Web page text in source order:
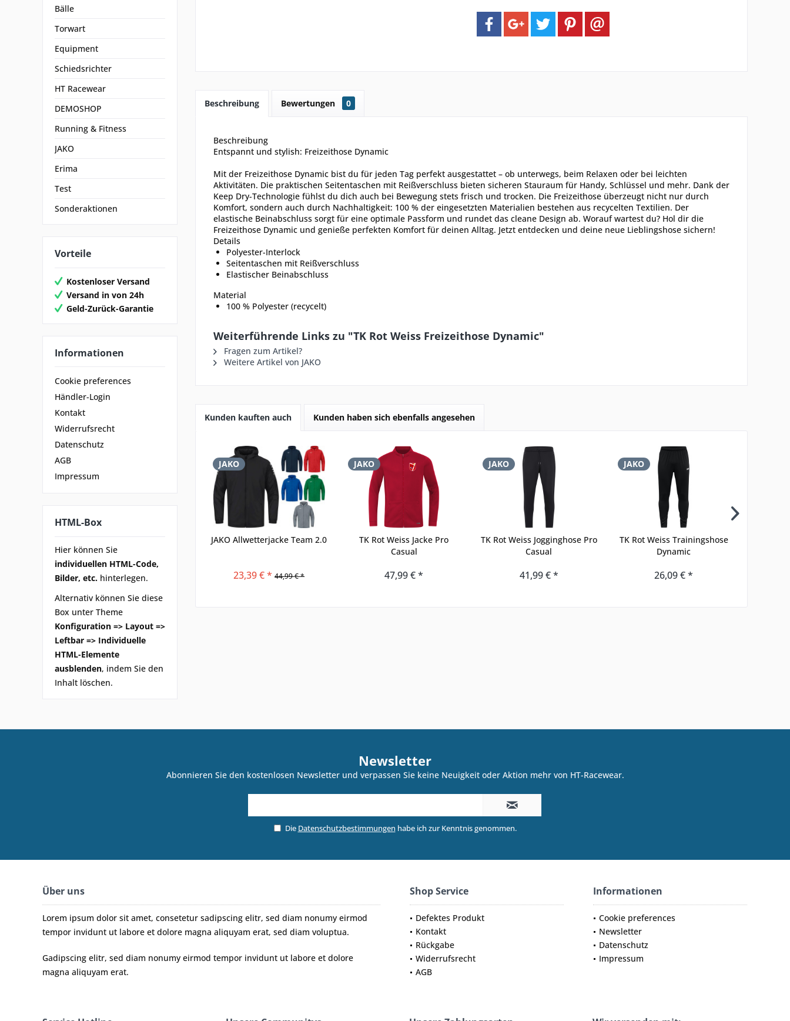
Bälle
Torwart
Equipment
Schiedsrichter
HT Racewear
DEMOSHOP
Running & Fitness
JAKO
Erima
Test
Sonderaktionen
Vorteile
Kostenloser Versand
Versand in von 24h
Geld-Zurück-Garantie
Informationen
Cookie preferences
Händler-Login
Kontakt
Widerrufsrecht
Datenschutz
AGB
Impressum
HTML-Box
Hier können Sie
individuellen HTML-Code,
Bilder, etc. hinterlegen.
Alternativ können Sie diese
Box unter Theme
Konfiguration => Layout =>
Leftbar => Individuelle
HTML-Elemente
ausblenden, indem Sie den
Inhalt löschen.
Beschreibung Bewertungen 0
Beschreibung
Entspannt und stylish: Freizeithose Dynamic
Mit der Freizeithose Dynamic bist du für jeden Tag perfekt ausgestattet – ob unterwegs, beim Relaxen oder bei leichten
Aktivitäten. Die praktischen Seitentaschen mit Reißverschluss bieten sicheren Stauraum für Handy, Schlüssel und mehr. Dank der
Keep Dry-Technologie fühlst du dich auch bei Bewegung stets frisch und trocken. Die Freizeithose überzeugt nicht nur durch
Komfort, sondern auch durch Nachhaltigkeit: 100 % der eingesetzten Materialien bestehen aus recycelten Textilien. Der
elastische Beinabschluss sorgt für eine optimale Passform und rundet das cleane Design ab. Worauf wartest du? Hol dir die
Freizeithose Dynamic und genieße perfekten Komfort für deinen Alltag. Jetzt entdecken und deine neue Lieblingshose sichern!
Details
Polyester-Interlock
Seitentaschen mit Reißverschluss
Elastischer Beinabschluss
Material
100 % Polyester (recycelt)
Weiterführende Links zu "TK Rot Weiss Freizeithose Dynamic"
Fragen zum Artikel?
Weitere Artikel von JAKO
Kunden kauften auch Kunden haben sich ebenfalls angesehen
JAKO
JAKO Allwetterjacke Team 2.0
23,39 € * 44,99 € *
JAKO
TK Rot Weiss Jacke Pro
Casual
47,99 € *
JAKO
TK Rot Weiss Jogginghose Pro
Casual
41,99 € *
JAKO
TK Rot Weiss Trainingshose
Dynamic
26,09 € *
Newsletter
Abonnieren Sie den kostenlosen Newsletter und verpassen Sie keine Neuigkeit oder Aktion mehr von HT-Racewear.
Die Datenschutzbestimmungen habe ich zur Kenntnis genommen.
Über uns
Lorem ipsum dolor sit amet, consetetur sadipscing elitr, sed diam nonumy eirmod
tempor invidunt ut labore et dolore magna aliquyam erat, sed diam voluptua.
Gadipscing elitr, sed diam nonumy eirmod tempor invidunt ut labore et dolore
magna aliquyam erat.
Shop Service
Defektes Produkt
Kontakt
Rückgabe
Widerrufsrecht
AGB
Informationen
Cookie preferences
Newsletter
Datenschutz
Impressum